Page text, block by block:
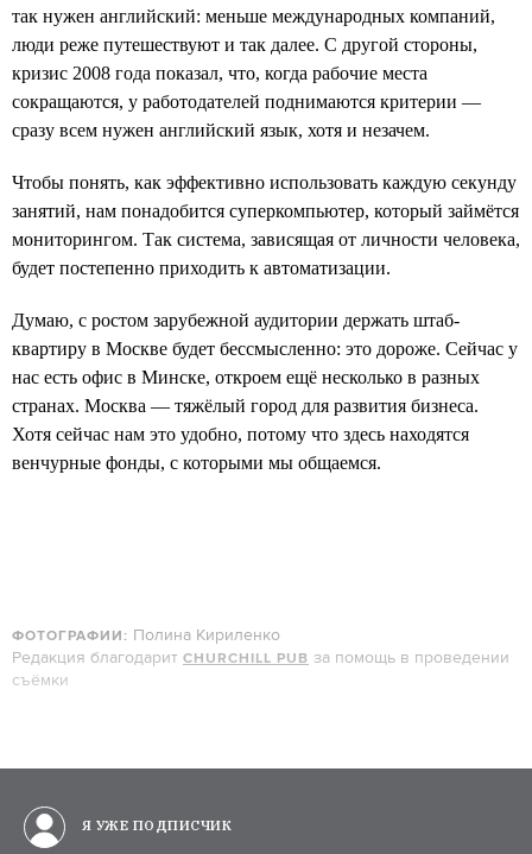
так нужен английский: меньше международных компаний,
люди реже путешествуют и так далее. С другой стороны,
кризис 2008 года показал, что, когда рабочие места
сокращаются, у работодателей поднимаются критерии —
сразу всем нужен английский язык, хотя и незачем.
Чтобы понять, как эффективно использовать каждую секунду
занятий, нам понадобится суперкомпьютер, который займётся
мониторингом. Так система, зависящая от личности человека,
будет постепенно приходить к автоматизации.
Думаю, с ростом зарубежной аудитории держать штаб-
квартиру в Москве будет бессмысленно: это дороже. Сейчас у
нас есть офис в Минске, откроем ещё несколько в разных
странах. Москва — тяжёлый город для развития бизнеса.
Хотя сейчас нам это удобно, потому что здесь находятся
венчурные фонды, с которыми мы общаемся.
ФОТОГРАФИИ: Полина Кириленко
Редакция благодарит CHURCHILL PUB за помощь в проведении
съёмки
Я УЖЕ ПОДПИСЧИК